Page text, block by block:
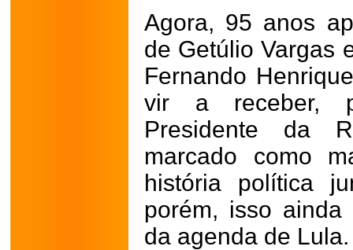
Agora, 95 anos
de Getúlio Vargas
Fernando
vir a receber,
Presidente da
marcado como
história política
porém, isso ainda
da agenda de Lula.